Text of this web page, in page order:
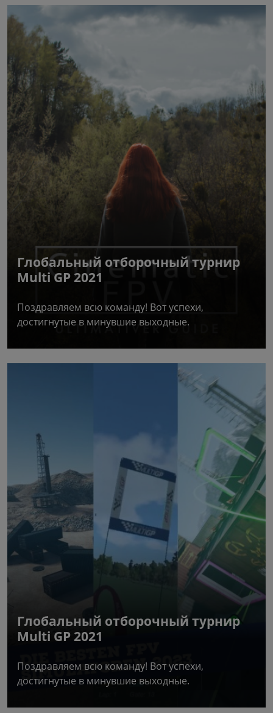
Глобальный отборочный турнир
Multi GP 2021
Поздравляем всю команду! Вот успехи,
достигнутые в минувшие выходные.
Глобальный отборочный турнир
Multi GP 2021
Поздравляем всю команду! Вот успехи,
достигнутые в минувшие выходные.